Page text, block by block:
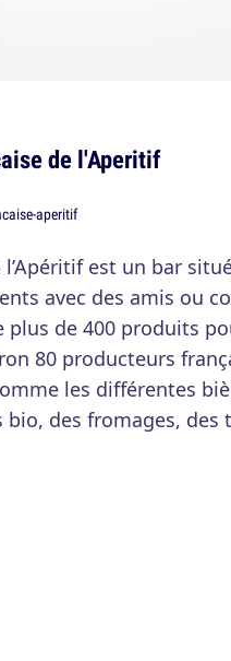
de l'Aperitif
l’Apéritif est un bar
avec des amis ou
de 400 produits
80 producteurs
les différentes
bio, des fromages, des